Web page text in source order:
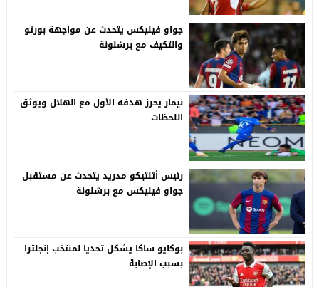
جواو فيليكس يتحدث عن مواجهة بورتو
والتكيف مع برشلونة
نيمار يحرز هدفه الأول مع الهلال ويوثق
اللحظات
رئيس أتلتيكو مدريد يتحدث عن مستقبل
جواو فيليكس مع برشلونة
بوكايو ساكا يشكل تحديا لمنتخب إنجلترا
بسبب الإصابة